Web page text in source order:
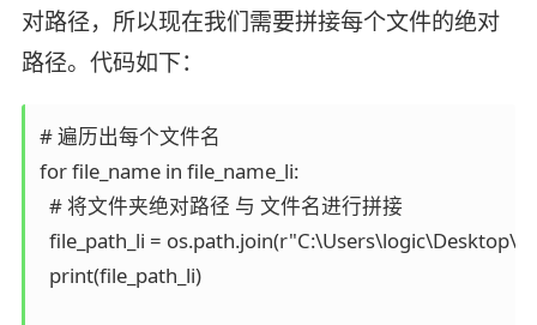
对路径，所以现在我们需要拼接每个文件的绝对
路径。代码如下：
# 遍历出每个文件名
for file_name in file_name_li:
  # 将文件夹绝对路径 与 文件名进行拼接
file_path_li =
  print(file_path_li)